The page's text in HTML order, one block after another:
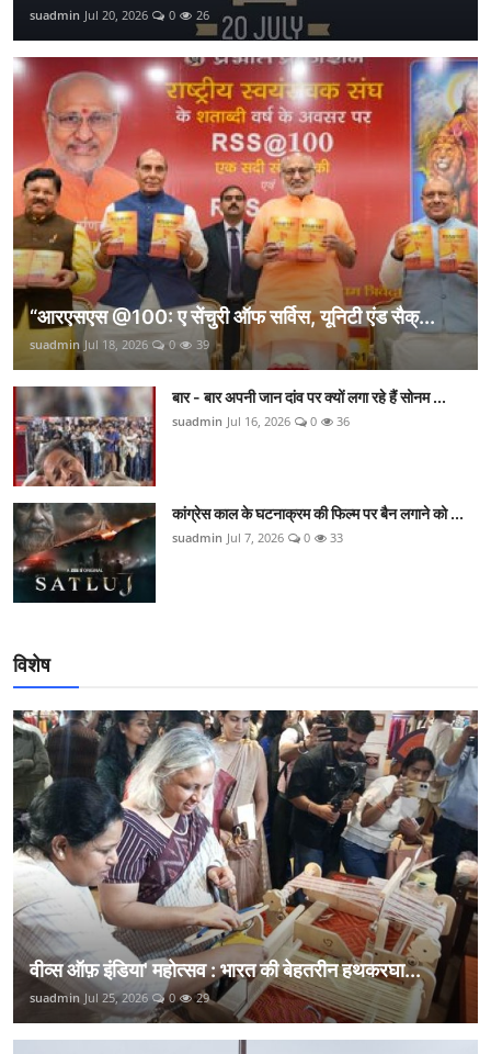
suadmin Jul 20, 2026 0 26
“आरएसएस @100: ए सेंचुरी ऑफ सर्विस, यूनिटी एंड सैक्...
suadmin Jul 18, 2026 0 39
बार - बार अपनी जान दांव पर क्यों लगा रहे हैं सोनम ...
suadmin Jul 16, 2026 0 36
कांग्रेस काल के घटनाक्रम की फिल्म पर बैन लगाने को ...
suadmin Jul 7, 2026 0 33
विशेष
वीव्स ऑफ़ इंडिया' महोत्सव : भारत की बेहतरीन हथकरघा...
suadmin Jul 25, 2026 0 29